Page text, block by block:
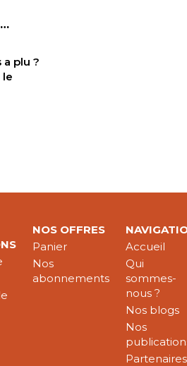
a plu ?
le
NOS OFFRES
Panier
Nos
abonnements
Accueil
Qui
sommes-
nous ?
Nos blogs
Nos
Partenaires